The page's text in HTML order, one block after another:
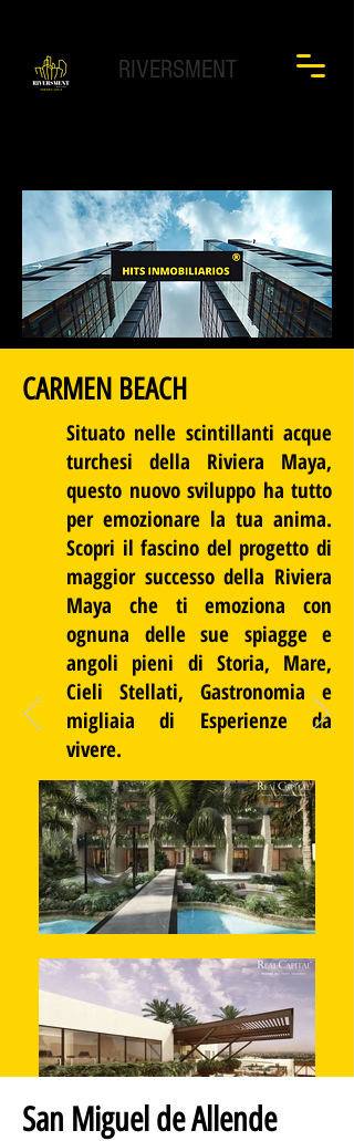
RIVERSMENT
CARMEN BEACH
Situato nelle scintillanti acque
turchesi della Riviera Maya,
questo nuovo sviluppo ha tutto
per emozionare la tua anima.
Scopri il fascino del progetto di
maggior successo della Riviera
Maya che ti emoziona con
ognuna delle sue spiagge e
angoli pieni di Storia, Mare,
Cieli Stellati, Gastronomia e
migliaia di Esperienze da
vivere.
San Miguel de Allende